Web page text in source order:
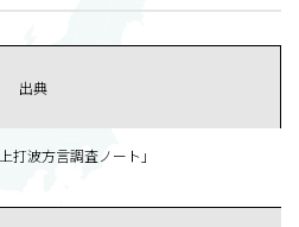
出典
打波方言調査ノート」